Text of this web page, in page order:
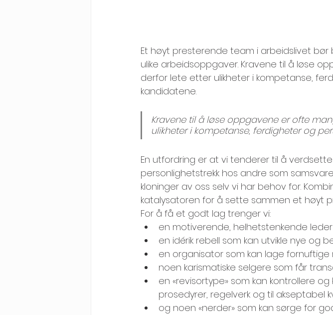
Et høyt presterende team i arbeidslivet
ulike arbeidsoppgaver. Kravene til å løse
derfor lete etter ulikheter i kompetanse,
kandidatene.
Kravene til å løse oppgavene er ofte
ulikheter i kompetanse, ferdigheter og
En utfordring er at vi tenderer til å
personlighetstrekk hos andre som
kloninger av oss selv vi har behov for.
katalysatoren for å sette sammen et høyt
For å få et godt lag trenger vi:
en motiverende, helhetstenkende
en idérik rebell som kan utvikle nye og
en organisator som kan lage fornuftige
noen karismatiske selgere som får
en «revisortype» som kan kontrollere
prosedyrer, regelverk og til akseptabel
og noen «nerder» som kan sørge for